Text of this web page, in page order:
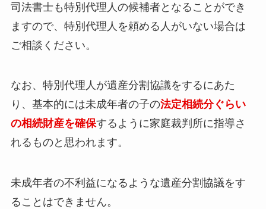
司法書士も特別代理人の候補者となることができ
ますので、特別代理人を頼める人がいない場合は
ご相談ください。
なお、特別代理人が遺産分割協議をするにあた
り、基本的には未成年者の子の法定相続分ぐらい
の相続財産を確保するように家庭裁判所に指導さ
れるものと思われます。
未成年者の不利益になるような遺産分割協議をす
ることはできません。